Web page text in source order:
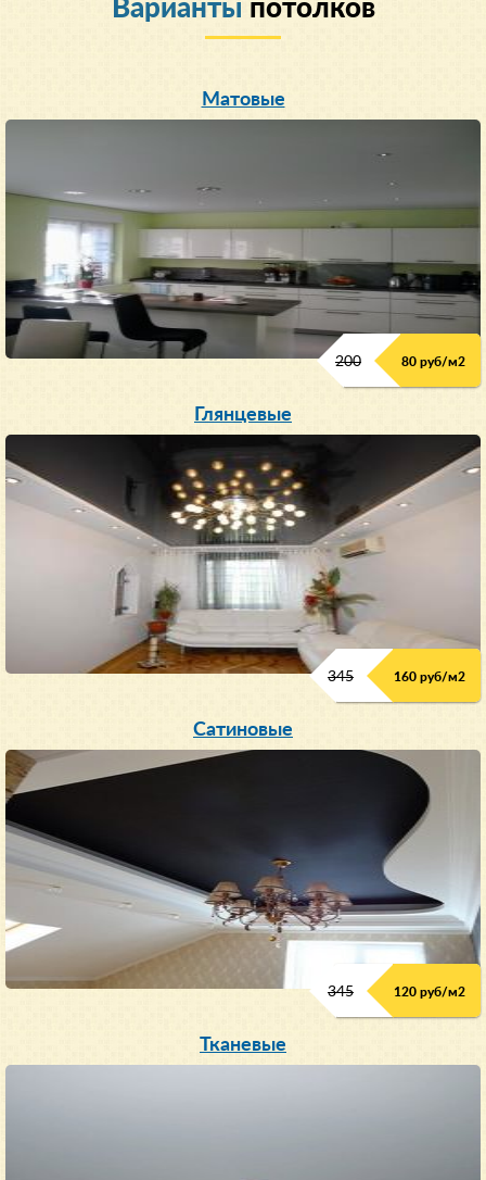
Варианты потолков
Матовые
200 80 руб/м2
Глянцевые
345 160 руб/м2
Сатиновые
345 120 руб/м2
Тканевые